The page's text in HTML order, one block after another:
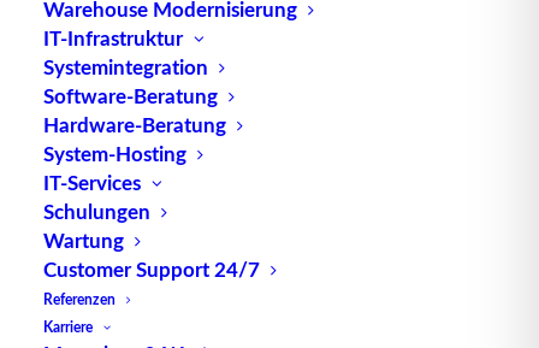
Warehouse Modernisierung
IT-Infrastruktur
Systemintegration
Software-Beratung
Hardware-Beratung
System-Hosting
IT-Services
Schulungen
Wartung
Customer Support 24/7
Referenzen
Karriere
Röntgenscanner und
Frachtdatenverwaltungssysteme kommen zum
Einsatz, um höchste Sicherheitsstandards zu
erfüllen.
2. Erhöhte Sicherheitsanforderungen:
Aufgrund der Sensibilität des Luftverkehrs gelten
für Air-Cargo-Systeme erhöhte
Sicherheitsanforderungen. Dies umfasst nicht nur
den Schutz vor Diebstahl, sondern auch vor
potenziellen Sicherheitsbedrohungen. Innovationen